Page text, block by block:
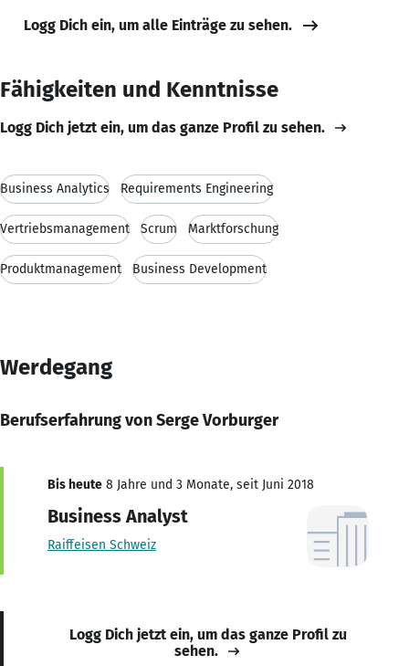
Logg Dich ein, um alle Einträge zu sehen.
Fähigkeiten und Kenntnisse
Logg Dich jetzt ein, um das ganze Profil zu sehen.
Business Analytics Requirements Engineering
Vertriebsmanagement Scrum Marktforschung
Produktmanagement Business Development
Werdegang
Berufserfahrung von Serge Vorburger
Bis heute 8 Jahre und 3 Monate, seit Juni 2018
Business Analyst
Raiffeisen Schweiz
Logg Dich jetzt ein, um das ganze Profil zu
sehen.